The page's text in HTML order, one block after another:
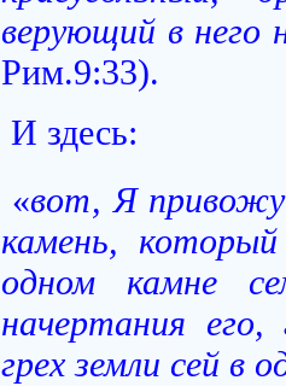
верующий в него
Рим.9:33).
И здесь:
«вот, Я
камень,
одном камне
начертания
грех земли сей в